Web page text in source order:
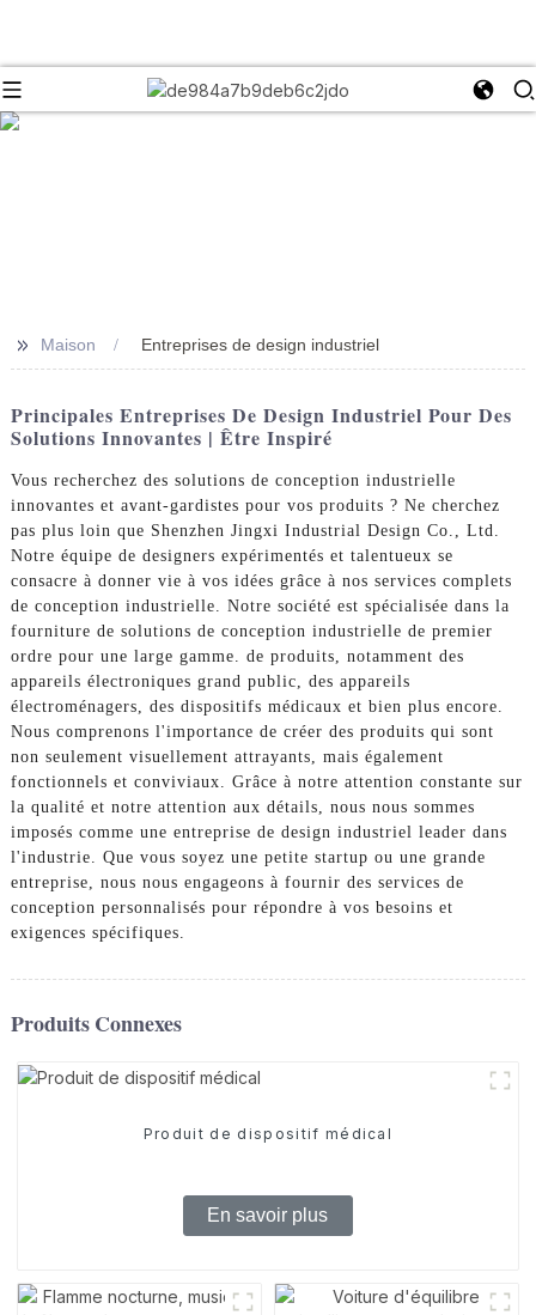
>> Maison Entreprises de design industriel
Principales Entreprises De Design Industriel Pour Des
Solutions Innovantes | Être Inspiré
Vous recherchez des solutions de conception industrielle
innovantes et avant-gardistes pour vos produits ? Ne cherchez
pas plus loin que Shenzhen Jingxi Industrial Design Co., Ltd.
Notre équipe de designers expérimentés et talentueux se
consacre à donner vie à vos idées grâce à nos services complets
de conception industrielle. Notre société est spécialisée dans la
fourniture de solutions de conception industrielle de premier
ordre pour une large gamme. de produits, notamment des
appareils électroniques grand public, des appareils
électroménagers, des dispositifs médicaux et bien plus encore.
Nous comprenons l'importance de créer des produits qui sont
non seulement visuellement attrayants, mais également
fonctionnels et conviviaux. Grâce à notre attention constante sur
la qualité et notre attention aux détails, nous nous sommes
imposés comme une entreprise de design industriel leader dans
l'industrie. Que vous soyez une petite startup ou une grande
entreprise, nous nous engageons à fournir des services de
conception personnalisés pour répondre à vos besoins et
exigences spécifiques.
Produits Connexes
Produit de dispositif médical
En savoir plus